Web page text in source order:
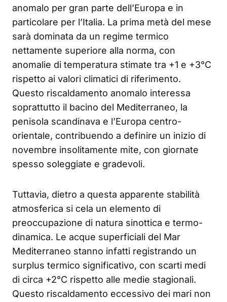
anomalo per gran parte dell’Europa e in
particolare per l’Italia. La prima metà del mese
sarà dominata da un regime termico
nettamente superiore alla norma, con
anomalie di temperatura stimate tra +1 e +3°C
rispetto ai valori climatici di riferimento.
Questo riscaldamento anomalo interessa
soprattutto il bacino del Mediterraneo, la
penisola scandinava e l’Europa centro-
orientale, contribuendo a definire un inizio di
novembre insolitamente mite, con giornate
spesso soleggiate e gradevoli.
Tuttavia, dietro a questa apparente stabilità
atmosferica si cela un elemento di
preoccupazione di natura sinottica e termo-
dinamica. Le acque superficiali del Mar
Mediterraneo stanno infatti registrando un
surplus termico significativo, con scarti medi
di circa +2°C rispetto alle medie stagionali.
Questo riscaldamento eccessivo dei mari non